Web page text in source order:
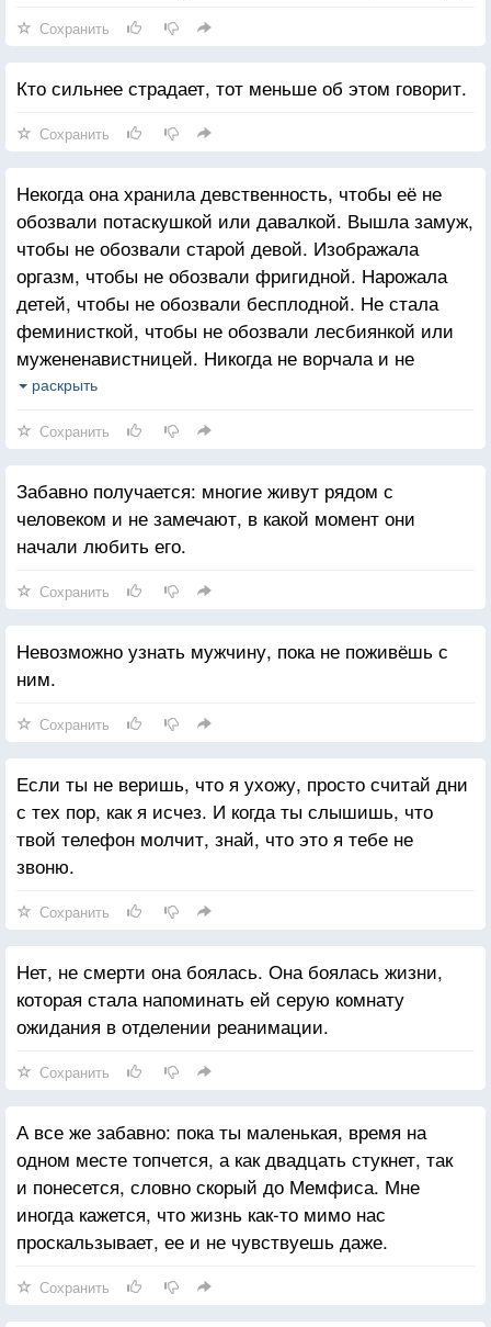
Сохранить
Кто сильнее страдает, тот меньше об этом говорит.
Сохранить
Некогда она хранила девственность, чтобы её не
обозвали потаскушкой или давалкой. Вышла замуж,
чтобы не обозвали старой девой. Изображала
оргазм, чтобы не обозвали фригидной. Нарожала
детей, чтобы не обозвали бесплодной. Не стала
феминисткой, чтобы не обозвали лесбиянкой или
мужененавистницей. Никогда не ворчала и не
повышала голос, чтобы не обозвали стервой
парень швырнул её в сточную канаву, полную таких
слов, какими мужчина может обозвать женщину
только в приступе страшного гнева.
раскрыть
Сохранить
Забавно получается: многие живут рядом с
человеком и не замечают, в какой момент они
начали любить его.
Сохранить
Невозможно узнать мужчину, пока не поживёшь с
ним.
Сохранить
Если ты не веришь, что я ухожу, просто считай дни
с тех пор, как я исчез. И когда ты слышишь, что
твой телефон молчит, знай, что это я тебе не
звоню.
Сохранить
Нет, не смерти она боялась. Она боялась жизни,
которая стала напоминать ей серую комнату
ожидания в отделении реанимации.
Сохранить
А все же забавно: пока ты маленькая, время на
одном месте топчется, а как двадцать стукнет, так
и понесется, словно скорый до Мемфиса. Мне
иногда кажется, что жизнь как-то мимо нас
проскальзывает, ее и не чувствуешь даже.
Сохранить